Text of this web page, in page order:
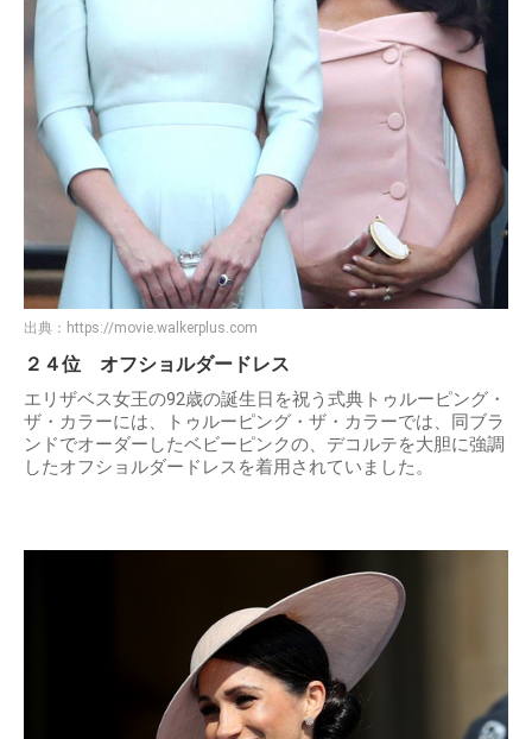
出典： https://movie.walkerplus.com
２４位 オフショルダードレス
エリザベス女王の92歳の誕生日を祝う式典トゥルーピング・
ザ・カラーには、トゥルーピング・ザ・カラーでは、同ブラ
ンドでオーダーしたベビーピンクの、デコルテを大胆に強調
したオフショルダードレスを着用されていました。